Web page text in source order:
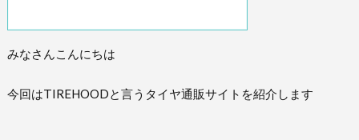
みなさんこんにちは
今回はTIREHOODと言うタイヤ通販サイトを紹介します